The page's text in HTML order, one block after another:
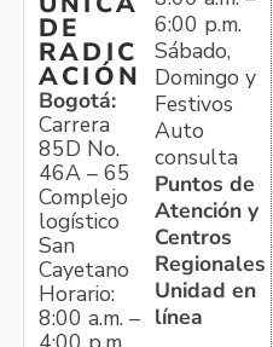
DE
RADIC
ACIÓN
Bogotá:
Carrera
85D No.
46A – 65
Complejo
logístico
San
Cayetano
Horario:
8:00 a.m. –
6:00 p.m.
Sábado,
Domingo y
Festivos
Auto
consulta
Puntos de
Atención y
Centros
Regionales
Unidad en
línea